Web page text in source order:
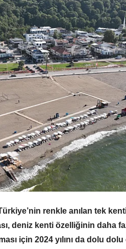
renkle anılan tek
deniz kenti özelliğinin daha
için 2024 yılını da dolu